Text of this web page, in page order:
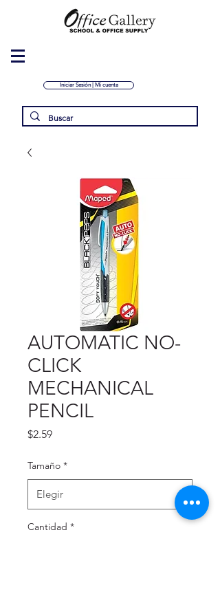
Iniciar Sesión | Mi cuenta
AUTOMATIC NO-
CLICK
MECHANICAL
PENCIL
$2.59Precio
Tamaño *
Cantidad *